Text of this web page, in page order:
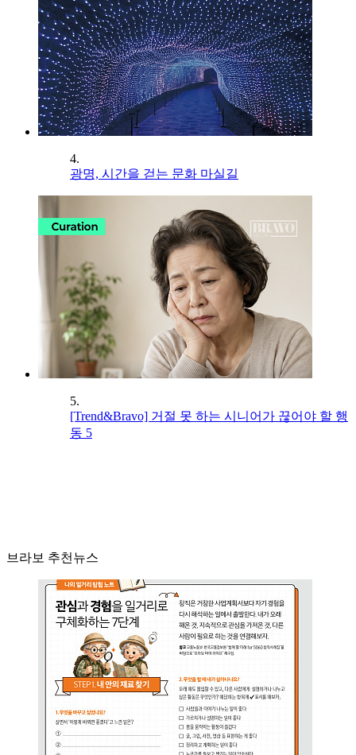
4.
광명, 시간을 걷는 문화 마실길
5.
[Trend&Bravo] 거절 못 하는 시니어가 끊어야 할 행
동 5
브라보 추천뉴스